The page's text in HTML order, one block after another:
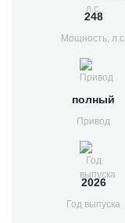
248
Мощность, л.с.
полный
Привод
2026
Год выпуска